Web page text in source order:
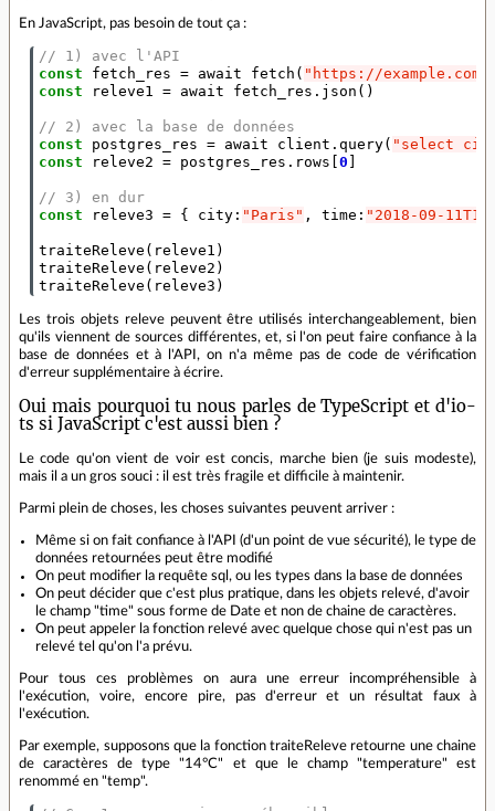
En JavaScript, pas besoin de tout ça :
// 1) avec l'API
const
fetch_res = await fetch ( "https://
const
releve1 = await fetch_res . json ()
// 2) avec la base de données
const
postgres_res = await client . query( "select
const
releve2 = postgres_res . rows 0
// 3) en dur
const
releve3 = { city : "Paris" , time : "2018-09-
traiteReleve ( releve1 )
traiteReleve ( releve2 )
traiteReleve ( releve3 )
Les trois objets releve peuvent être utilisés interchangeablement, bien
qu'ils viennent de sources différentes, et, si l'on peut faire confiance à la
base de données et à l'API, on n'a même pas de code de vérification
d'erreur supplémentaire à écrire.
Oui mais pourquoi tu nous parles de TypeScript et d'io-
ts si JavaScript c'est aussi bien ?
Le code qu'on vient de voir est concis, marche bien (je suis modeste),
mais il a un gros souci : il est très fragile et difficile à maintenir.
Parmi plein de choses, les choses suivantes peuvent arriver :
Même si on fait confiance à l'API (d'un point de vue sécurité), le type de
données retournées peut être modifié
On peut modifier la requête sql, ou les types dans la base de données
On peut décider que c'est plus pratique, dans les objets relevé, d'avoir
le champ "time" sous forme de Date et non de chaine de caractères.
On peut appeler la fonction relevé avec quelque chose qui n'est pas un
relevé tel qu'on l'a prévu.
Pour tous ces problèmes on aura une erreur incompréhensible à
l'exécution, voire, encore pire, pas d'erreur et un résultat faux à
l'exécution.
Par exemple, supposons que la fonction traiteReleve retourne une chaine
de caractères de type "14°C" et que le champ "temperature" est
renommé en "temp".